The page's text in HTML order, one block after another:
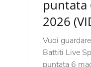
puntata
2026
Vuoi
Battiti Live
puntata 6